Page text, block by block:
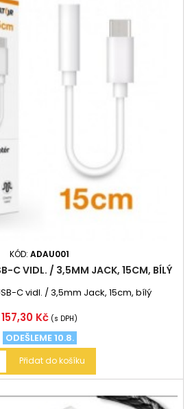
KÓD: ADAU001
C VIDL. / 3,5MM JACK, 15CM, BÍLÝ
C vidl. / 3,5mm Jack, 15cm, bílý
Cena
157,30 Kč (s DPH)
ODEŠLEME 10.8.
Přidat do košíku